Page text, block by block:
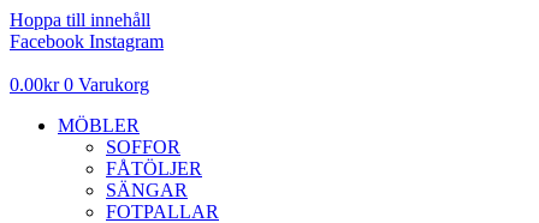
Hoppa till innehåll
Facebook Instagram
0.00kr 0 Varukorg
MÖBLER
SOFFOR
FÅTÖLJER
SÄNGAR
FOTPALLAR